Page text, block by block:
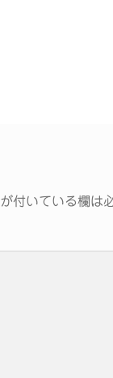
が付いている欄は